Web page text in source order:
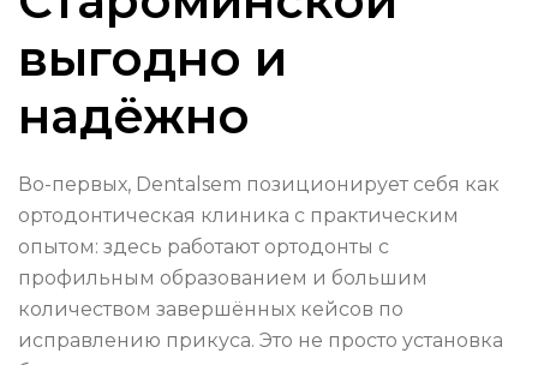
выгодно и
надёжно
Во-первых, Dentalsem позиционирует себя как
ортодонтическая клиника с практическим
опытом: здесь работают ортодонты с
профильным образованием и большим
количеством завершённых кейсов по
исправлению прикуса. Это не просто установка